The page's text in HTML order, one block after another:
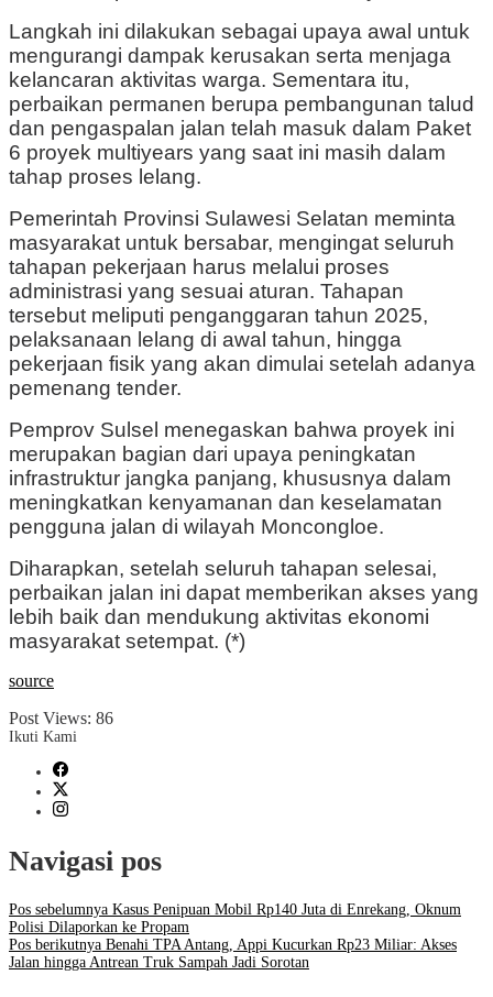
Langkah ini dilakukan sebagai upaya awal untuk
mengurangi dampak kerusakan serta menjaga
kelancaran aktivitas warga. Sementara itu,
perbaikan permanen berupa pembangunan talud
dan pengaspalan jalan telah masuk dalam Paket
6 proyek multiyears yang saat ini masih dalam
tahap proses lelang.
Pemerintah Provinsi Sulawesi Selatan meminta
masyarakat untuk bersabar, mengingat seluruh
tahapan pekerjaan harus melalui proses
administrasi yang sesuai aturan. Tahapan
tersebut meliputi penganggaran tahun 2025,
pelaksanaan lelang di awal tahun, hingga
pekerjaan fisik yang akan dimulai setelah adanya
pemenang tender.
Pemprov Sulsel menegaskan bahwa proyek ini
merupakan bagian dari upaya peningkatan
infrastruktur jangka panjang, khususnya dalam
meningkatkan kenyamanan dan keselamatan
pengguna jalan di wilayah Moncongloe.
Diharapkan, setelah seluruh tahapan selesai,
perbaikan jalan ini dapat memberikan akses yang
lebih baik dan mendukung aktivitas ekonomi
masyarakat setempat. (*)
source
Post Views: 86
Ikuti Kami
Navigasi pos
Pos sebelumnya Kasus Penipuan Mobil Rp140 Juta di Enrekang, Oknum
Polisi Dilaporkan ke Propam
Pos berikutnya Benahi TPA Antang, Appi Kucurkan Rp23 Miliar: Akses
Jalan hingga Antrean Truk Sampah Jadi Sorotan